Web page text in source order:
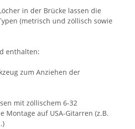
in der Brücke lassen die
(metrisch und zöllisch sowie
enthalten:
zum Anziehen der
mit zöllischem 6-32
Montage auf USA-Gitarren (z.B.